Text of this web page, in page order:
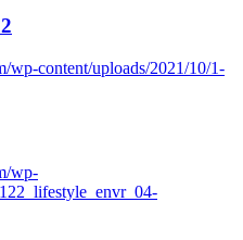
wp-content/uploads/2021/10/1-
wp-